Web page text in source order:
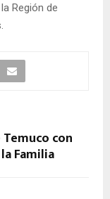
Región de
con
Familia